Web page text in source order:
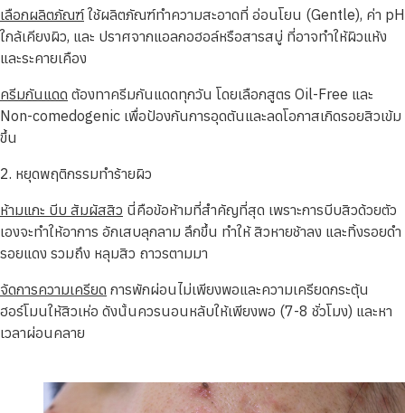
เลือกผลิตภัณฑ์ใช้ผลิตภัณฑ์ทำความสะอาดที่ อ่อนโยน (Gentle), ค่า pH
ใกล้เคียงผิว, และ ปราศจากแอลกอฮอล์หรือสารสบู่ ที่อาจทำให้ผิวแห้ง
และระคายเคือง
ครีมกันแดด ต้องทาครีมกันแดดทุกวัน โดยเลือกสูตร Oil-Free และ
Non-comedogenic เพื่อป้องกันการอุดตันและลดโอกาสเกิดรอยสิวเข้ม
ขึ้น
2. หยุดพฤติกรรมทำร้ายผิว
ห้ามแกะ บีบ สัมผัสสิว นี่คือข้อห้ามที่สำคัญที่สุด เพราะการบีบสิวด้วยตัว
เองจะทำให้อาการ อักเสบลุกลาม ลึกขึ้น ทำให้ สิวหายช้าลง และทิ้งรอยดำ
รอยแดง รวมถึง หลุมสิว ถาวรตามมา
จัดการความเครียด การพักผ่อนไม่เพียงพอและความเครียดกระตุ้น
ฮอร์โมนให้สิวเห่อ ดังนั้นควรนอนหลับให้เพียงพอ (7-8 ชั่วโมง) และหา
เวลาผ่อนคลาย